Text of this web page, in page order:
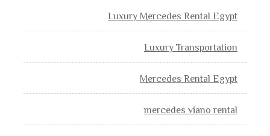
Luxury Mercedes Rental Egypt
Luxury Transportation
Mercedes Rental Egypt
mercedes viano rental